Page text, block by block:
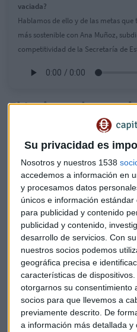
Su privacidad es
Nosotros y nuestros 1538
accedemos a información en
y procesamos datos
únicos e información
para publicidad y contenido
publicidad y contenido,
desarrollo de servicios. Con
nuestros socios podemos
geográfica precisa e
características de
otorgarnos su consentimiento
socios para que llevemos a
previamente descrito. De
a información más detallada
vaciada?
Hablamos de ello y de las metas
más sostenible con Ana Muñoz,
competitividad de la Secretaría de
El turismo,
En los últimos años,España
materia de sostenibilidad
queda mucho camino por
medioambientales con una
económica es el ideal, para
a otras zonas de la geografía
La afluencia deturismo al
haya nuevas oportunidades
Además, gracias a la
generaciones más jóvenes
residencia en zonas más
turísticos.